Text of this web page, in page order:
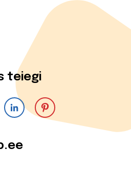
teiegi